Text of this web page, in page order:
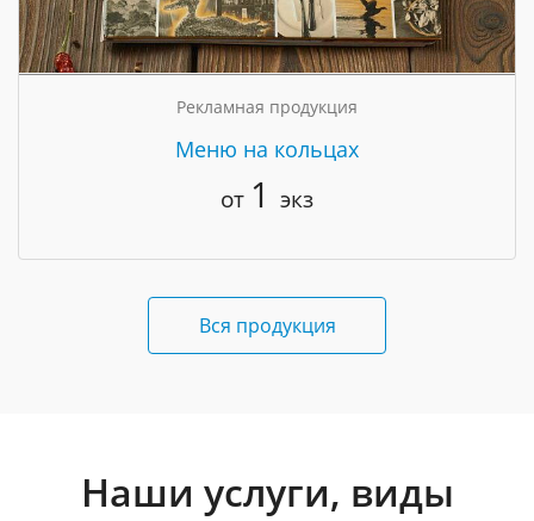
Рекламная продукция
Меню на кольцах
от 1 экз
Вся продукция
Наши услуги, виды